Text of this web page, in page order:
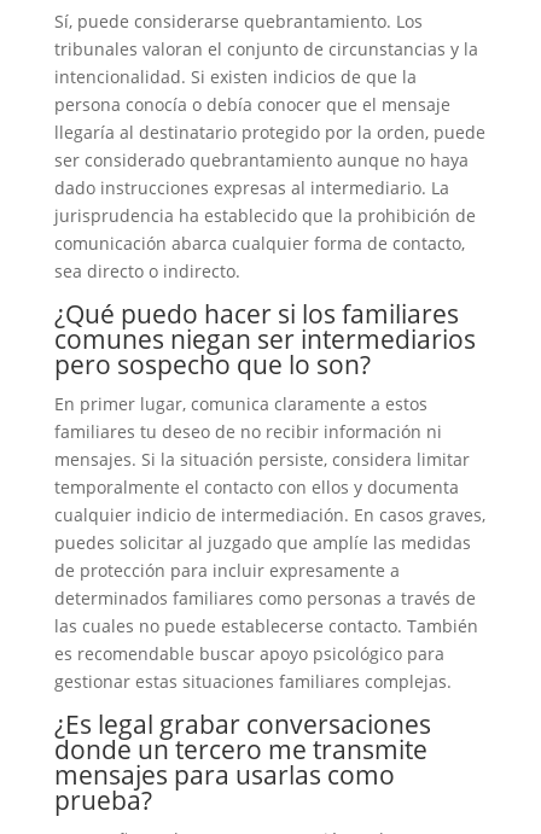
Sí, puede considerarse quebrantamiento. Los
tribunales valoran el conjunto de circunstancias y la
intencionalidad. Si existen indicios de que la
persona conocía o debía conocer que el mensaje
llegaría al destinatario protegido por la orden, puede
ser considerado quebrantamiento aunque no haya
dado instrucciones expresas al intermediario. La
jurisprudencia ha establecido que la prohibición de
comunicación abarca cualquier forma de contacto,
sea directo o indirecto.
¿Qué puedo hacer si los familiares
comunes niegan ser intermediarios
pero sospecho que lo son?
En primer lugar, comunica claramente a estos
familiares tu deseo de no recibir información ni
mensajes. Si la situación persiste, considera limitar
temporalmente el contacto con ellos y documenta
cualquier indicio de intermediación. En casos graves,
puedes solicitar al juzgado que amplíe las medidas
de protección para incluir expresamente a
determinados familiares como personas a través de
las cuales no puede establecerse contacto. También
es recomendable buscar apoyo psicológico para
gestionar estas situaciones familiares complejas.
¿Es legal grabar conversaciones
donde un tercero me transmite
mensajes para usarlas como
prueba?